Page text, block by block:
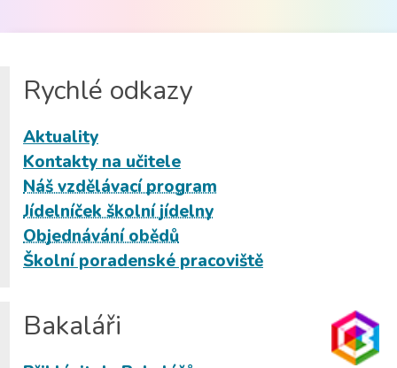
Rychlé odkazy
Aktuality
Kontakty na učitele
Náš vzdělávací program
Jídelníček školní jídelny
Objednávání obědů
Školní poradenské pracoviště
Bakaláři